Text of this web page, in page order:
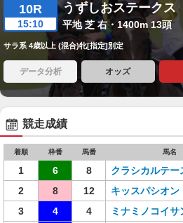
10R
15:10
うずしおステークス
平地 芝 右・1400m 13頭
サラ系 4歳以上 (混合)牝[指定]別定
データ分析 オッズ
競走成績
着順 枠番 馬番 馬名
1 6 8 クラシカルテー
2
8 12 キッスパシオン
3
4 4 ミナミノコイサ